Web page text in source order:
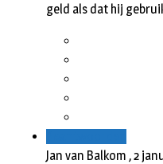
geld als dat hij
Jan van Balkom ,2